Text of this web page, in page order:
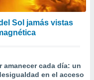
Sol jamás vistas
amanecer cada día: un
en el acceso